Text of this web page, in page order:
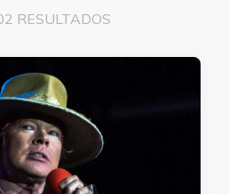
RESULTADOS